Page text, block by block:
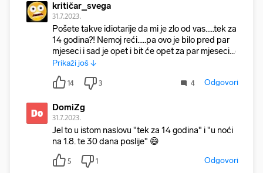
kritičar_svega
31.7.2023.
Pošete takve idiotarije da mi je zlo od vas.....tek za
14 godina?! Nemoj reći.....pa ovo je bilo pred par
mjeseci i sad je opet i bit će opet za par mjeseci...d
Prikaži još ↓
14 3 4 Odgovori
Do DomiZg
31.7.2023.
Jel to u istom naslovu "tek za 14 godina" i "u noći
na 1.8. te 30 dana poslije" 😄
5 1 Odgovori